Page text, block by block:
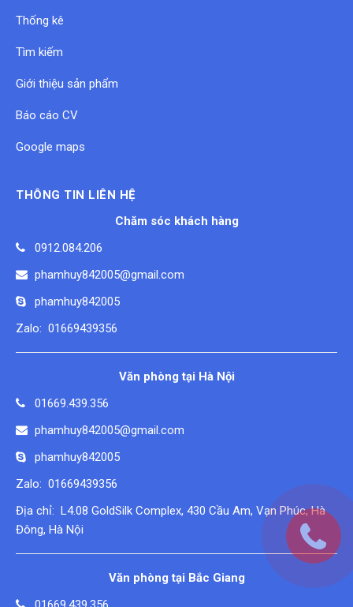
Thống kê
Tìm kiếm
Giới thiệu sản phẩm
Báo cáo CV
Google maps
THÔNG TIN LIÊN HỆ
Chăm sóc khách hàng
0912.084.206
phamhuy842005@gmail.com
phamhuy842005
Zalo: 01669439356
Văn phòng tại Hà Nội
01669.439.356
phamhuy842005@gmail.com
phamhuy842005
Zalo: 01669439356
Địa chỉ: L4.08 GoldSilk Complex, 430 Cầu Am, Vạn Phúc, Hà
Đông, Hà Nội
Văn phòng tại Bắc Giang